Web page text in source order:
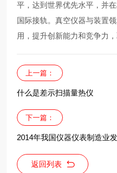
平，达到世界优先水平，并
国际接轨。真空仪器与装置
用，提升创新能力和竞争力
上一篇：
什么是差示扫描量热仪
下一篇：
2014年我国仪器仪表制造业
返回列表